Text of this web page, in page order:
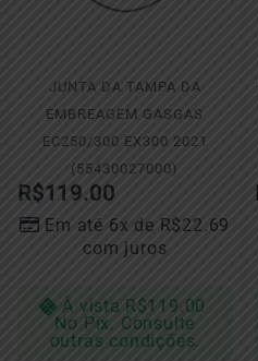
JUNTA DA TAMPA DA
EMBREAGEM GASGAS
EC250/300 EX300 2021
(55430027000)
R$119.00
Em até 6x de R$22.69
com juros
À vista R$119.00
No Pix. Consulte
outras condições.